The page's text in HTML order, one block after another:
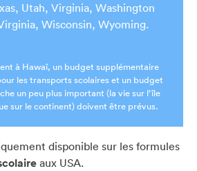
Utah, Virginia, Washington
Wisconsin, Wyoming.
à Hawaï, un budget supplémentaire
les transports scolaires et un budget
un peu plus important (la vie sur l’île
sur le continent) doivent être prévus.
disponible sur les formules
aux USA.